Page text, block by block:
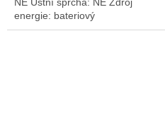
energie: bateriový